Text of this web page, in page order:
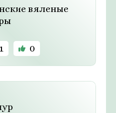
вяленые
0